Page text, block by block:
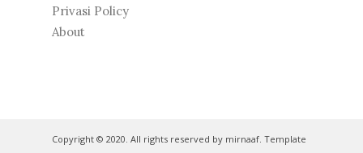
Privasi Policy
About
Copyright © 2020. All rights reserved by mirnaaf. Template